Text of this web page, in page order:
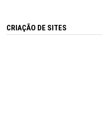
CRIAÇÃO DE SITES